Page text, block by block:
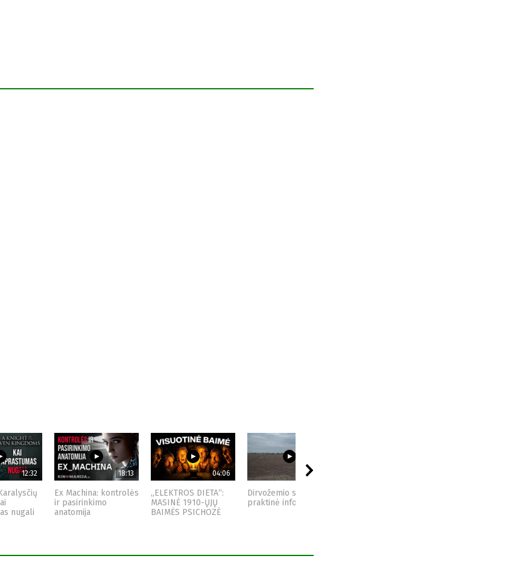
12:32
nugali
18:13
Ex Machina: kontrolės
ir pasirinkimo
anatomija
04:06
„ELEKTROS DIETA“:
MASINĖ 1910-ŲJŲ
BAIMĖS PSICHOZĖ
03:23
Dirvožemio sveikata -
praktinė informacija